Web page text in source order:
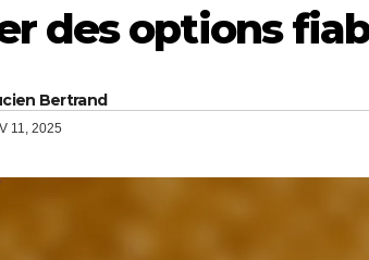
des options
Bertrand
11, 2025